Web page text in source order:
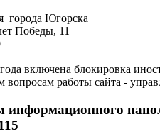
города Югорска
Победы, 11
включена блокировка
вопросам работы сайта -
информационного